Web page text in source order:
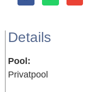
Details
Pool:
Privatpool